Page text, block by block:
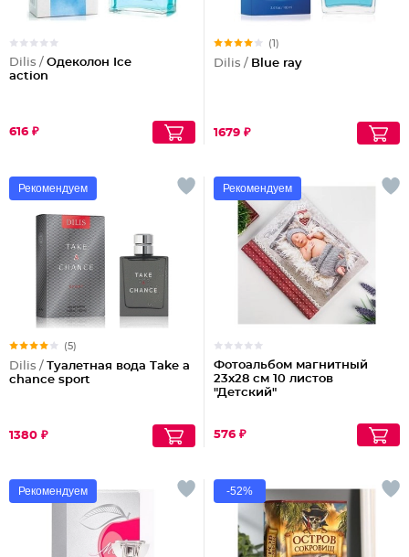
Dilis / Одеколон Ice
action
616 ₽
(1)
Dilis / Blue ray
1679 ₽
Рекомендуем
(5)
Dilis / Туалетная вода Take a
chance sport
1380 ₽
Рекомендуем
Фотоальбом магнитный
23х28 см 10 листов
"Детский"
576 ₽
Рекомендуем -52%